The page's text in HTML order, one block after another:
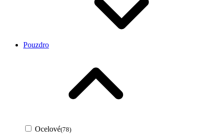
Pouzdro
Ocelové(78)